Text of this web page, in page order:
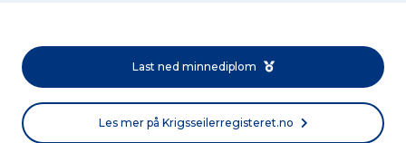
Last ned minnediplom
Les mer på Krigsseilerregisteret.no